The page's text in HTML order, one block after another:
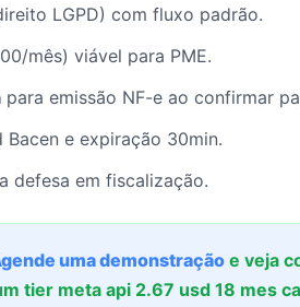
LGPD) com fluxo padrão.
mês) viável para PME.
para emissão NF-e ao confirmar
e expiração 30min.
defesa em fiscalização.
uma demonstração e veja
tier meta api 2.67 usd 18 mes